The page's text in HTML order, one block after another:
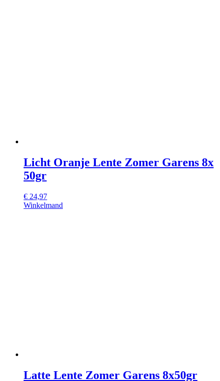
Licht Oranje Lente Zomer Garens 8x
50gr
€ 24,97
Winkelmand
Latte Lente Zomer Garens 8x50gr